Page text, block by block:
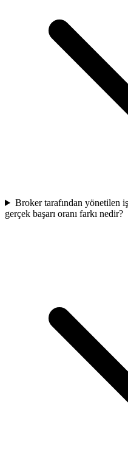
Broker tarafından yönetilen
gerçek başarı oranı farkı nedir?